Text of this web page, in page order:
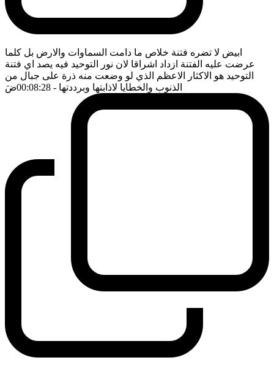
ابيض لا تضره فتنة خلاص ما دامت السماوات والارض بل كلما
عرضت عليه الفتنة ازداد اشراقا لان نور التوحيد فيه يصد اي فتنة
التوحيد هو الاكثار الاعظم الذي لو وضعت منه ذرة على جبال من
الذنوب والخطايا لاذابتها وبرددتها - 00:08:28 ضَ